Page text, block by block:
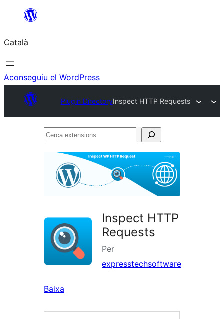
contingut
Català
Aconseguiu el WordPress
Plugin DirectoryInspect HTTP Requests
Cerca
Inspect HTTP
Requests
Per
expresstechsoftware
Baixa